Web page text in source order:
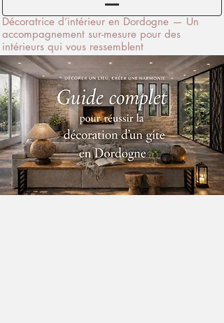
Décoratrice d’intérieur en Dordogne — Un
accompagnement sur-mesure pour des
intérieurs qui vous ressemblent